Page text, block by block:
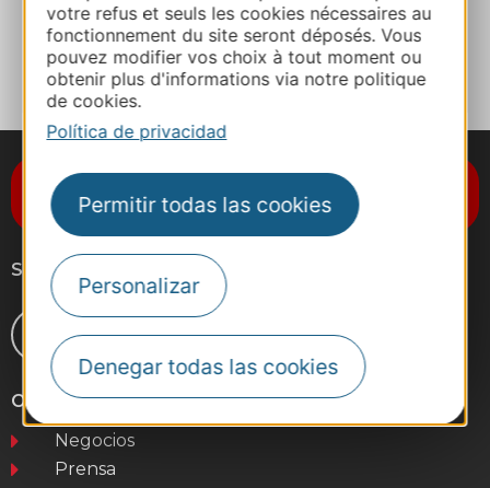
votre refus et seuls les cookies nécessaires au
fonctionnement du site seront déposés. Vous
pouvez modifier vos choix à tout moment ou
obtenir plus d'informations via notre politique
de cookies.
Política de privacidad
Permitir todas las cookies
Personalizar
Denegar todas las cookies
A MIS FAVORITOS
Suscríbase al boletín de noticias
Destination Occitanie
Síganos
Otros sitios web
Negocios
Prensa